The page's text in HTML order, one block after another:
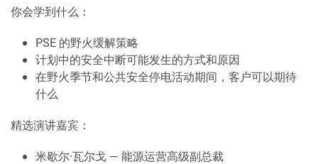
你会学到什么：
PSE 的野火缓解策略
计划中的安全中断可能发生的方式和原因
在野火季节和公共安全停电活动期间，客户可以期待
什么
精选演讲嘉宾：
米歇尔·瓦尔戈 — 能源运营高级副总裁